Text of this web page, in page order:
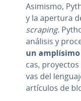
Asimismo,
y la apertura
scraping.
análisis y
un
cas,
vas del
artículos de